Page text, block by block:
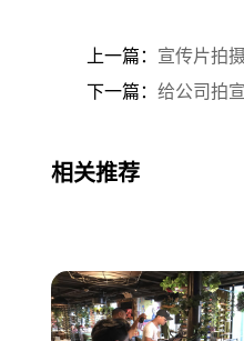
上一篇： 宣传片拍
下一篇： 给公司拍
相关推荐